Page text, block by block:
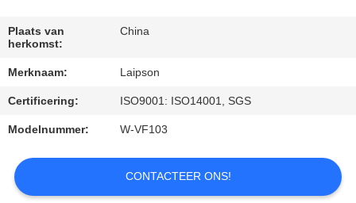
VERZOEK
OM
EEN
CITAAT
Plaats van
herkomst:
China
Merknaam: Laipson
Certificering: ISO9001: ISO14001, SGS
Modelnummer: W-VF103
CONTACTEER ONS!